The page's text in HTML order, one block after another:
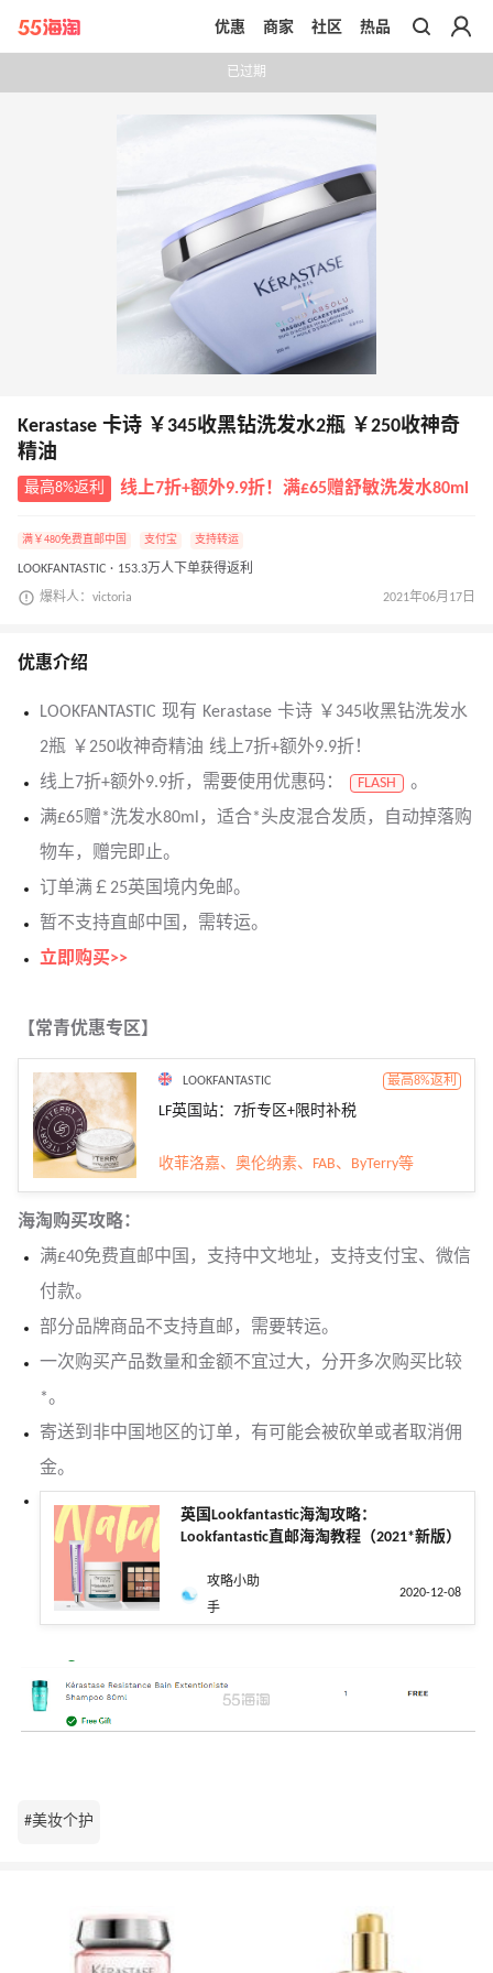
带你去官网买正品
优惠 商家 社区 热品
已过期
Kerastase 卡诗 ￥345收黑钻洗发水2瓶 ￥250收神奇
精油
最高8%返利 线上7折+额外9.9折！满£65赠舒敏洗发水80ml
满￥480免费直邮中国 支付宝 支持转运
LOOKFANTASTIC · 153.3万人下单获得返利
爆料人：victoria 2021年06月17日
优惠介绍
LOOKFANTASTIC 现有 Kerastase 卡诗 ￥345收黑钻洗发水
2瓶 ￥250收神奇精油 线上7折+额外9.9折！
线上7折+额外9.9折，需要使用优惠码：
FLASH
。
满£65赠*洗发水80ml，适合*头皮混合发质，自动掉落购
物车，赠完即止。
订单满￡25英国境内免邮。
暂不支持直邮中国，需转运。
立即购买>>
【常青优惠专区】
LOOKFANTASTIC 最高8%返利
LF英国站：7折专区+限时补税
收菲洛嘉、奥伦纳素、FAB、ByTerry等
海淘购买攻略：
满£40免费直邮中国，支持中文地址，支持支付宝、微信
付款。
部分品牌商品不支持直邮，需要转运。
一次购买产品数量和金额不宜过大，分开多次购买比较
*。
寄送到非中国地区的订单，有可能会被砍单或者取消佣
金。
英国Lookfantastic海淘攻略：
Lookfantastic直邮海淘教程（2021*新版）
攻略小助
手
2020-12-08
#美妆个护